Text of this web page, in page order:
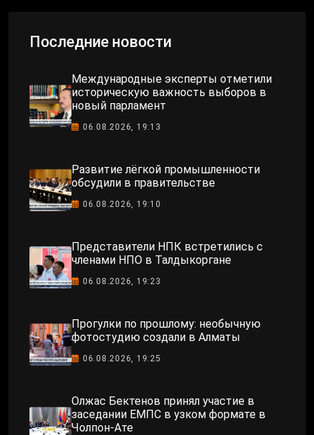
Последние новости
Международные эксперты отметили
историческую важность выборов в
новый парламент
06.08.2026, 19:13
Развитие лёгкой промышленности
обсудили в правительстве
06.08.2026, 19:10
Представители НПК встретились с
членами НПО в Талдыкоргане
06.08.2026, 19:23
Прогулки по прошлому: необычную
фотостудию создали в Алматы
06.08.2026, 19:25
Олжас Бектенов принял участие в
заседании ЕМПС в узком формате в
Чолпон-Ате